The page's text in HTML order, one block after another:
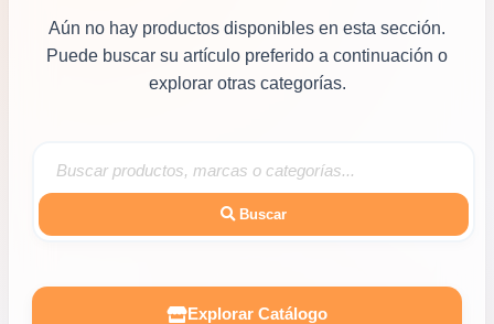
Aún no hay productos disponibles en esta sección.
Puede buscar su artículo preferido a continuación o
explorar otras categorías.
Buscar
Explorar Catálogo